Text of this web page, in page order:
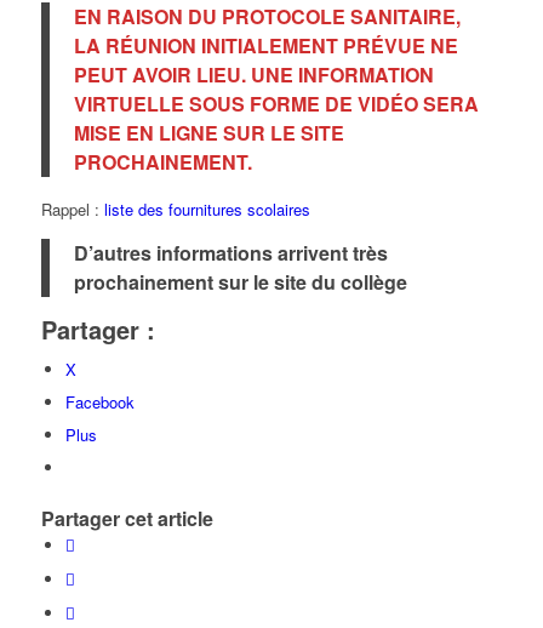
EN RAISON DU PROTOCOLE SANITAIRE,
LA RÉUNION INITIALEMENT PRÉVUE NE
PEUT AVOIR LIEU. UNE INFORMATION
VIRTUELLE SOUS FORME DE VIDÉO SERA
MISE EN LIGNE SUR LE SITE
PROCHAINEMENT.
Rappel : liste des fournitures scolaires
D’autres informations arrivent très
prochainement sur le site du collège
Partager :
X
Facebook
Plus
Partager cet article